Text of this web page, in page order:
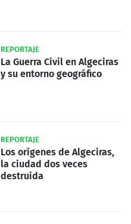
REPORTAJE
La Guerra Civil en Algeciras
y su entorno geográfico
REPORTAJE
Los orígenes de Algeciras,
la ciudad dos veces
destruida